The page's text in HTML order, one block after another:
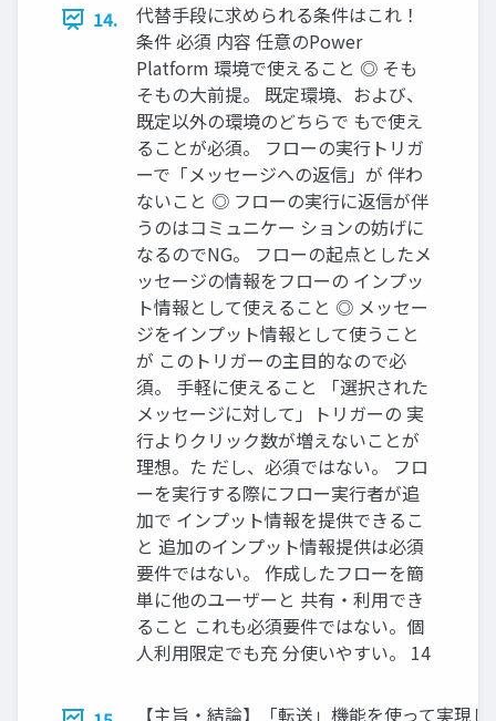
14.
代替手段に求められる条件はこれ！
条件 必須 内容 任意のPower
Platform 環境で使えること ◎ そも
そもの大前提。 既定環境、および、
既定以外の環境のどちらで もで使え
ることが必須。 フローの実行トリガ
ーで「メッセージへの返信」が 伴わ
ないこと ◎ フローの実行に返信が伴
うのはコミュニケー ションの妨げに
なるのでNG。 フローの起点としたメ
ッセージの情報をフローの インプッ
ト情報として使えること ◎ メッセー
ジをインプット情報として使うこと
が このトリガーの主目的なので必
須。 手軽に使えること 「選択された
メッセージに対して」トリガーの 実
行よりクリック数が増えないことが
理想。た だし、必須ではない。 フロ
ーを実行する際にフロー実行者が追
加で インプット情報を提供できるこ
と 追加のインプット情報提供は必須
要件ではない。 作成したフローを簡
単に他のユーザーと 共有・利用でき
ること これも必須要件ではない。個
人利用限定でも充 分使いやすい。 14
【主旨・結論】「転送」機能を使って実現し